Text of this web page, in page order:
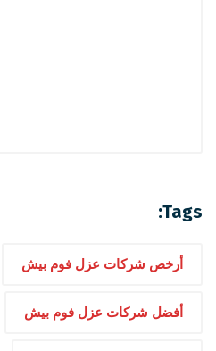
Tags:
أرخص شركات عزل فوم بيش
أفضل شركات عزل فوم بيش